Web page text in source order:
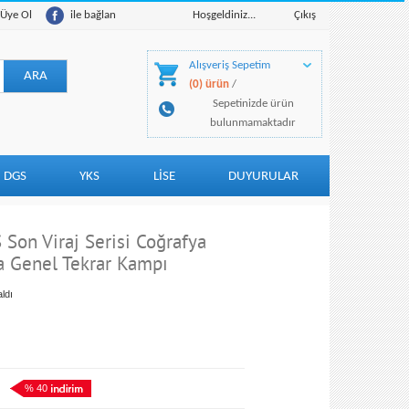
Çıkış
Hoşgeldiniz...
ile bağlan
Üye Ol
Alışveriş Sepetim
(0) ürün /
Sepetinizde ürün
bulunmamaktadır
DGS YKS LİSE DUYURULAR
Son Viraj Serisi Coğrafya
Genel Tekrar Kampı
% 40